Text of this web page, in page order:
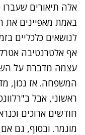
אלה תיאורים שעברו
באמת מאפיינים
לנושאים כלכליים
אף אלטרנטיבה
עצמה מדברת על
המשפחה. אז נכון,
ראשוני, אבל
חודשים ארוכים
מוגמר. ובסוף, גם